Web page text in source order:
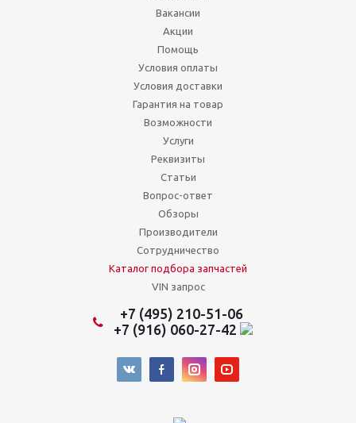
Вакансии
Акции
Помощь
Условия оплаты
Условия доставки
Гарантия на товар
Возможности
Услуги
Реквизиты
Статьи
Вопрос-ответ
Обзоры
Производители
Сотрудничество
Каталог подбора запчастей
VIN запрос
+7 (495) 210-51-06
+7 (916) 060-27-42